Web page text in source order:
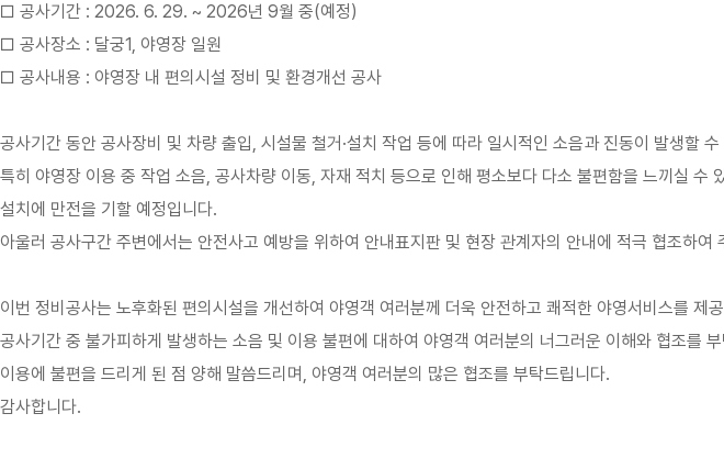
□ 공사기간 : 2026. 6. 29. ~ 2026년 9월 중(예정)
□ 공사장소 : 달궁1, 야영장 일원
□ 공사내용 : 야영장 내 편의시설 정비 및 환경개선 공사
공사기간 동안 공사장비 및 차량 출입, 시설물 철거·설치 작업 등에 따라 일시적인 소음과 진동이 발생할
특히 야영장 이용 중 작업 소음, 공사차량 이동, 자재 적치 등으로 인해 평소보다 다소 불편함을 느끼실
설치에 만전을 기할 예정입니다.
아울러 공사구간 주변에서는 안전사고 예방을 위하여 안내표지판 및 현장 관계자의 안내에 적극 협조하
이번 정비공사는 노후화된 편의시설을 개선하여 야영객 여러분께 더욱 안전하고 쾌적한 야영서비스를
공사기간 중 불가피하게 발생하는 소음 및 이용 불편에 대하여 야영객 여러분의 너그러운 이해와 협조를
이용에 불편을 드리게 된 점 양해 말씀드리며, 야영객 여러분의 많은 협조를 부탁드립니다.
감사합니다.